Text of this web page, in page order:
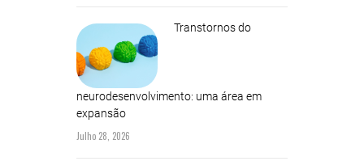
Transtornos do
neurodesenvolvimento: uma área em
expansão
Julho 28, 2026